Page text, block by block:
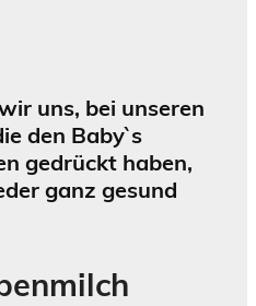
uns, bei unseren
den Baby`s
gedrückt haben,
ganz gesund